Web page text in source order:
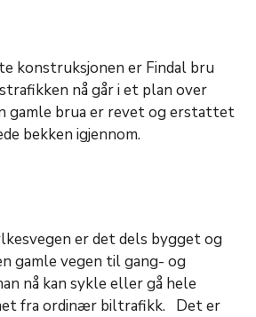
konstruksjonen er Findal bru
nå går i et plan over
gamle brua er revet og erstattet
bekken igjennom.
er det dels bygget og
gamle vegen til gang- og
nå kan sykle eller gå hele
fra ordinær biltrafikk. Det er